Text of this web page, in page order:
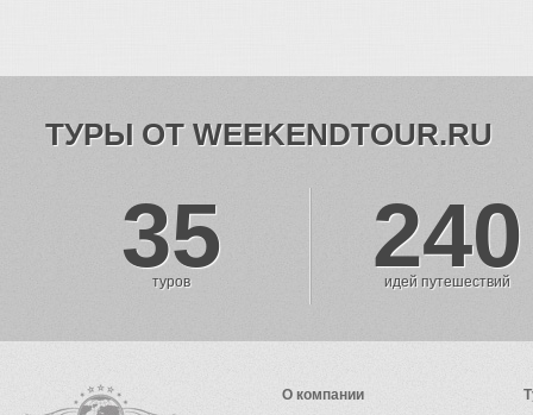
ТУРЫ ОТ WEEKENDTOUR.RU
35
туров 240
идей путешествий
О компании